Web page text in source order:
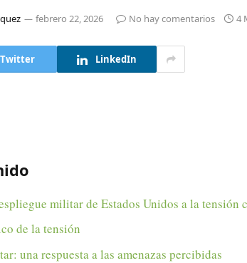
febrero 22, 2026 No hay comentarios 4
Twitter LinkedIn
militar de Estados Unidos a la tensión
de la tensión
una respuesta a las amenazas percibidas